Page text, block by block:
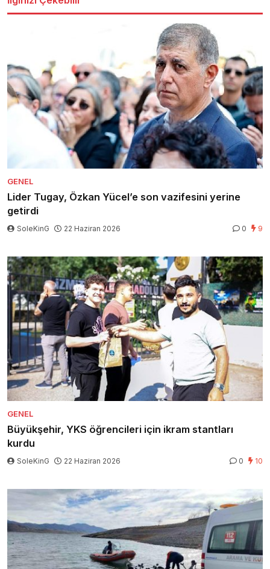
GENEL
Lider Tugay, Özkan Yücel’e son vazifesini yerine
getirdi
SoleKinG 22 Haziran 2026 0 9
GENEL
Büyükşehir, YKS öğrencileri için ikram stantları
kurdu
SoleKinG 22 Haziran 2026 0 10